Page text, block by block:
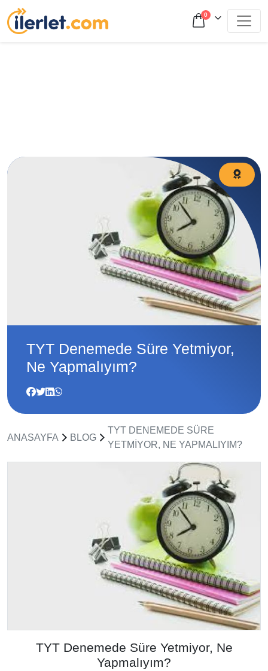
0
TYT Denemede Süre Yetmiyor,
Ne Yapmalıyım?
ANASAYFA BLOG
TYT DENEMEDE SÜRE
YETMIYOR, NE YAPMALIYIM?
TYT Denemede Süre Yetmiyor, Ne
Yapmalıyım?